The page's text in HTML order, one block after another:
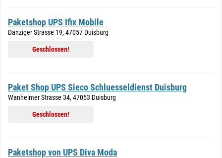
Paketshop UPS Ifix Mobile
Danziger Strasse 19, 47057 Duisburg
Geschlossen!
Paket Shop UPS Sieco Schluesseldienst Duisburg
Wanheimer Strasse 34, 47053 Duisburg
Geschlossen!
Paketshop von UPS Diva Moda